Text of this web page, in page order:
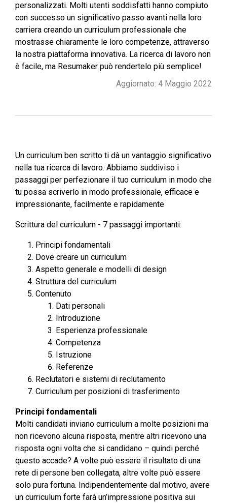
personalizzati. Molti utenti soddisfatti hanno compiuto
con successo un significativo passo avanti nella loro
carriera creando un curriculum professionale che
mostrasse chiaramente le loro competenze, attraverso
la nostra piattaforma innovativa. La ricerca di lavoro non
è facile, ma Resumaker può rendertelo più semplice!
Aggiornato: 4 Maggio 2022
Un curriculum ben scritto ti dà un vantaggio significativo
nella tua ricerca di lavoro. Abbiamo suddiviso i
passaggi per perfezionare il tuo curriculum in modo che
tu possa scriverlo in modo professionale, efficace e
impressionante, facilmente e rapidamente
Scrittura del curriculum - 7 passaggi importanti:
Principi fondamentali
Dove creare un curriculum
Aspetto generale e modelli di design
Struttura del curriculum
Contenuto
Dati personali
Introduzione
Esperienza professionale
Competenza
Istruzione
Referenze
Reclutatori e sistemi di reclutamento
Curriculum per posizioni di trasferimento
Principi fondamentali
Molti candidati inviano curriculum a molte posizioni ma
non ricevono alcuna risposta, mentre altri ricevono una
risposta ogni volta che si candidano – quindi perché
questo accade? A volte può essere il risultato di una
rete di persone ben collegata, altre volte può essere
solo pura fortuna. Indipendentemente dal motivo, avere
un curriculum forte farà un’impressione positiva sui